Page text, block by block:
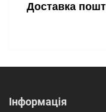
Доставка
Інформація